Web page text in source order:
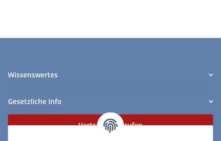
Wissenswertes
Gesetzliche Info
Vertrag widerrufen